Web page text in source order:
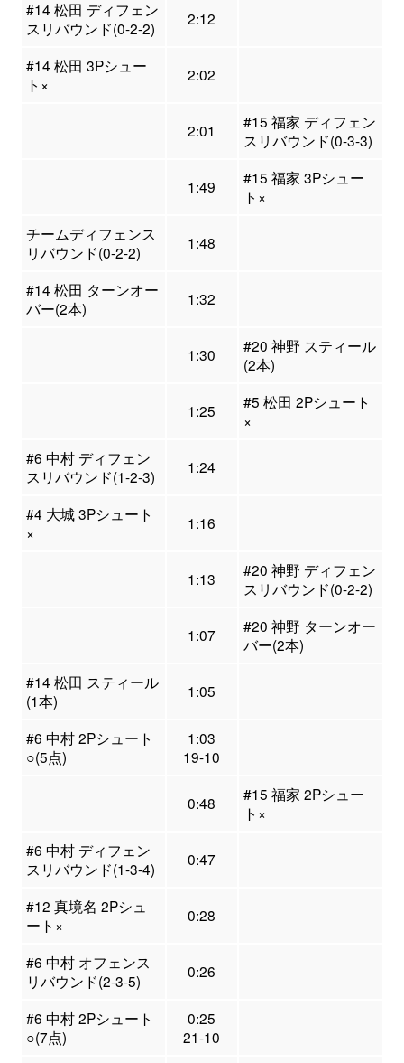
#14 松田 ディフェン
スリバウンド(0-2-2)
2:12
#14 松田 3Pシュー
ト×
2:02
2:01
#15 福家 ディフェン
スリバウンド(0-3-3)
1:49
#15 福家 3Pシュー
ト×
チームディフェンス
リバウンド(0-2-2)
1:48
#14 松田 ターンオー
バー(2本)
1:32
1:30
#20 神野 スティール
(2本)
1:25
#5 松田 2Pシュート
×
#6 中村 ディフェン
スリバウンド(1-2-3)
1:24
#4 大城 3Pシュート
×
1:16
1:13
#20 神野 ディフェン
スリバウンド(0-2-2)
1:07
#20 神野 ターンオー
バー(2本)
#14 松田 スティール
(1本)
1:05
#6 中村 2Pシュート
○(5点)
1:03
19-10
0:48
#15 福家 2Pシュー
ト×
#6 中村 ディフェン
スリバウンド(1-3-4)
0:47
#12 真境名 2Pシュ
ート×
0:28
#6 中村 オフェンス
リバウンド(2-3-5)
0:26
#6 中村 2Pシュート
○(7点)
0:25
21-10